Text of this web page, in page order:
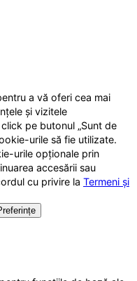
a vă oferi cea mai
și vizitele
pe butonul „Sunt de
urile să fie utilizate.
urile opționale prin
accesării sau
cu privire la Termeni și